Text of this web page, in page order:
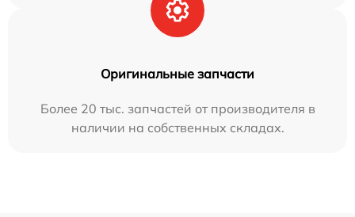
Оригинальные запчасти
Более 20 тыс. запчастей от производителя в
наличии на собственных складах.